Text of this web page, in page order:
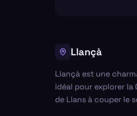
Llançà
Llançà est une
idéal pour explorer la
de Llans à couper le